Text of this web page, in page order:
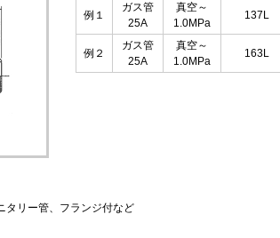
例１
ガス管
25A
真空～
1.0MPa
137L
例２
ガス管
25A
真空～
1.0MPa
163L
タリー管、フランジ付など